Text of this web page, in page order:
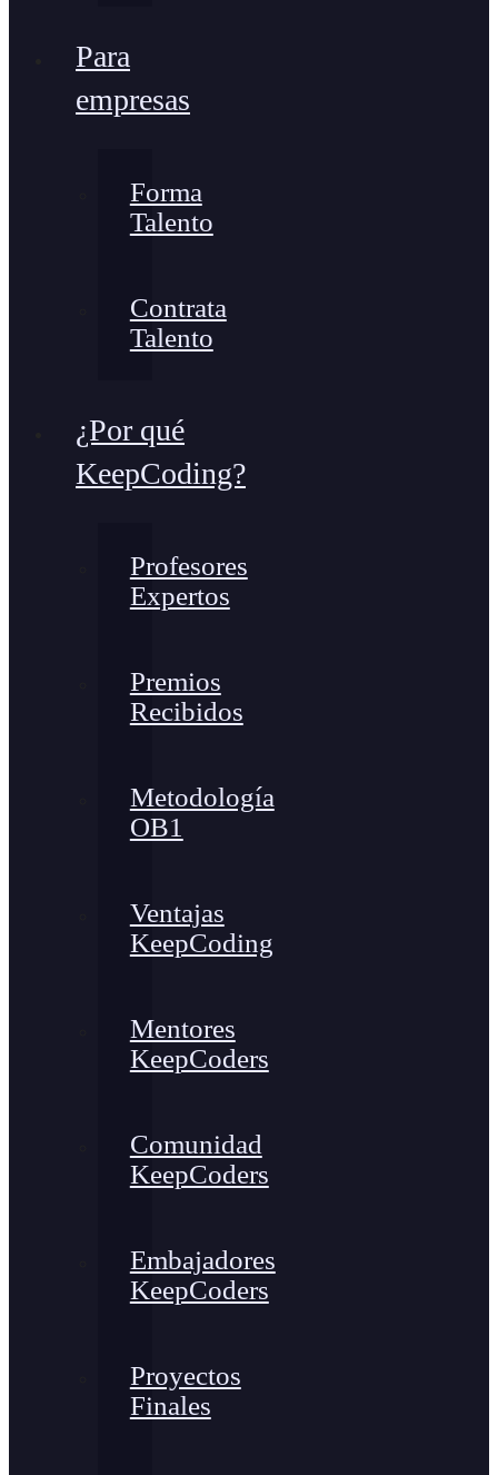
Para
empresas
Forma
Talento
Contrata
Talento
¿Por qué
KeepCoding?
Profesores
Expertos
Premios
Recibidos
Metodología
OB1
Ventajas
KeepCoding
Mentores
KeepCoders
Comunidad
KeepCoders
Embajadores
KeepCoders
Proyectos
Finales